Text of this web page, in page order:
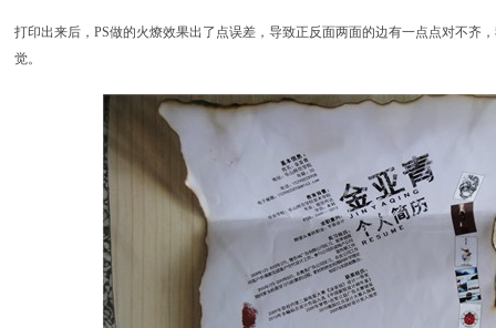
打印出来后，PS做的火燎效果出了点误差，导致正反面两面的边有一点点对不齐
觉。